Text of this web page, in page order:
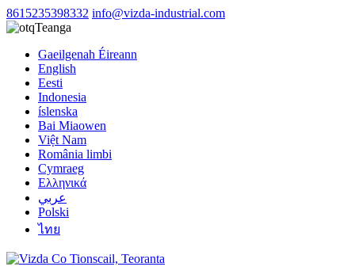
8615235398332 info@vizda-industrial.com
Teanga
Gaeilgenah Éireann
English
Eesti
Indonesia
íslenska
Bai Miaowen
Việt Nam
România limbi
Cymraeg
Ελληνικά
عربي
Polski
ไทย